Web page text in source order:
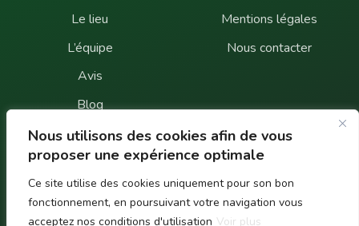
Nous utilisons des cookies afin de vous
proposer une expérience optimale
Ce site utilise des cookies uniquement pour son bon
fonctionnement, en poursuivant votre navigation vous
acceptez nos conditions d'utilisation Voir plus
Le lieu
L’équipe
Avis
Blog
FAQ
Contact
Mentions légales
Nous contacter
UNE QUESTION ?